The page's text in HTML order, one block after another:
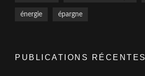
énergie épargne
PUBLICATIONS RÉCENTES